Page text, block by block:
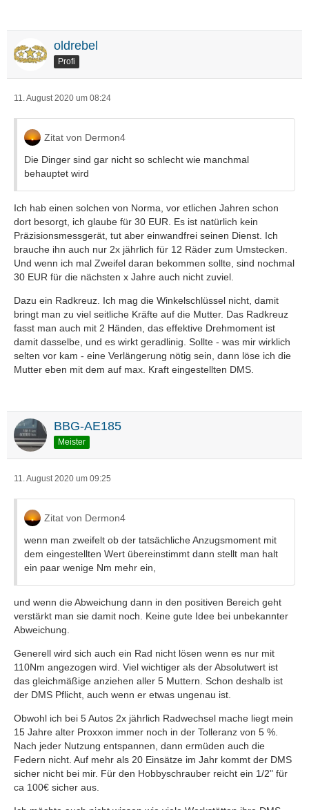
oldrebel
Profi
11. August 2020 um 08:24
Zitat von Dermon4
Die Dinger sind gar nicht so schlecht wie manchmal
behauptet wird
Ich hab einen solchen von Norma, vor etlichen Jahren schon
dort besorgt, ich glaube für 30 EUR. Es ist natürlich kein
Präzisionsmessgerät, tut aber einwandfrei seinen Dienst. Ich
brauche ihn auch nur 2x jährlich für 12 Räder zum Umstecken.
Und wenn ich mal Zweifel daran bekommen sollte, sind nochmal
30 EUR für die nächsten x Jahre auch nicht zuviel.
Dazu ein Radkreuz. Ich mag die Winkelschlüssel nicht, damit
bringt man zu viel seitliche Kräfte auf die Mutter. Das Radkreuz
fasst man auch mit 2 Händen, das effektive Drehmoment ist
damit dasselbe, und es wirkt geradlinig. Sollte - was mir wirklich
selten vor kam - eine Verlängerung nötig sein, dann löse ich die
Mutter eben mit dem auf max. Kraft eingestellten DMS.
BBG-AE185
Meister
11. August 2020 um 09:25
Zitat von Dermon4
wenn man zweifelt ob der tatsächliche Anzugsmoment mit
dem eingestellten Wert übereinstimmt dann stellt man halt
ein paar wenige Nm mehr ein,
und wenn die Abweichung dann in den positiven Bereich geht
verstärkt man sie damit noch. Keine gute Idee bei unbekannter
Abweichung.
Generell wird sich auch ein Rad nicht lösen wenn es nur mit
110Nm angezogen wird. Viel wichtiger als der Absolutwert ist
das gleichmäßige anziehen aller 5 Muttern. Schon deshalb ist
der DMS Pflicht, auch wenn er etwas ungenau ist.
Obwohl ich bei 5 Autos 2x jährlich Radwechsel mache liegt mein
15 Jahre alter Proxxon immer noch in der Tolleranz von 5 %.
Nach jeder Nutzung entspannen, dann ermüden auch die
Federn nicht. Auf mehr als 20 Einsätze im Jahr kommt der DMS
sicher nicht bei mir. Für den Hobbyschrauber reicht ein 1/2" für
ca 100€ sicher aus.